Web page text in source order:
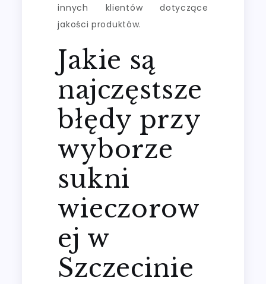
innych klientów dotyczące
jakości produktów.
Jakie są
najczęstsze
błędy przy
wyborze
sukni
wieczorow
ej w
Szczecinie